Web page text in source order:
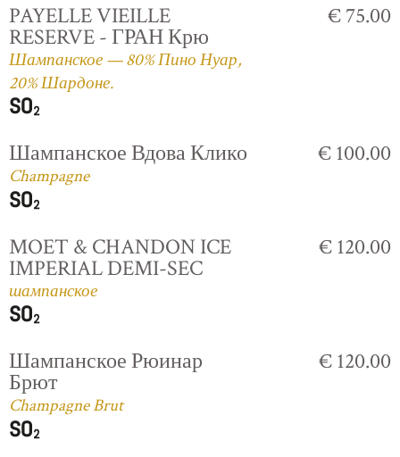
PAYELLE VIEILLE
RESERVE - ГРАН Крю
Шампанское — 80% Пино Нуар,
20% Шардоне.
€ 75.00
Шампанское Вдова Клико
Champagne
€ 100.00
MOET & CHANDON ICE
IMPERIAL DEMI-SEC
шампанское
€ 120.00
Шампанское Рюинар
Брют
Champagne Brut
€ 120.00